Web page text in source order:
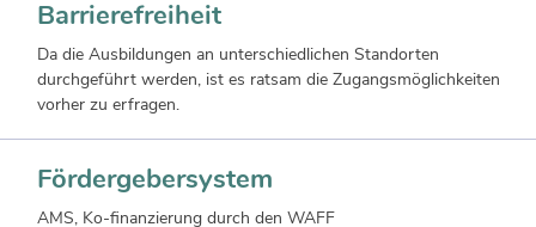
Barrierefreiheit
Da die Ausbildungen an unterschiedlichen Standorten
durchgeführt werden, ist es ratsam die Zugangsmöglichkeiten
vorher zu erfragen.
Fördergebersystem
AMS, Ko-finanzierung durch den WAFF